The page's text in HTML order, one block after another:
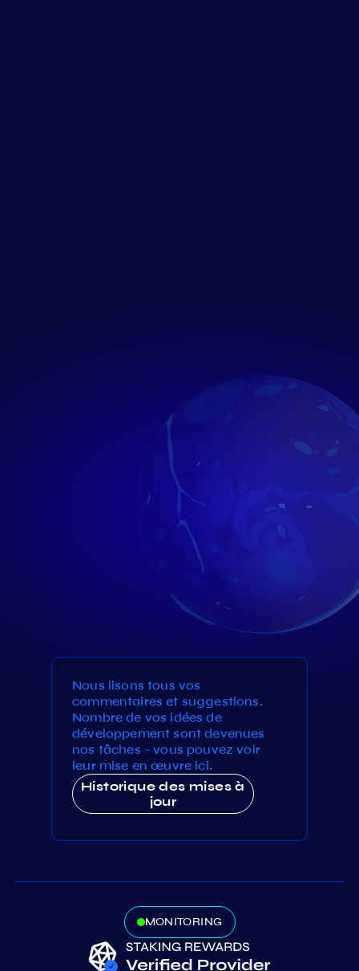
Nous lisons tous vos
commentaires et suggestions.
Nombre de vos idées de
développement sont devenues
nos tâches - vous pouvez voir
leur mise en œuvre ici.
Historique des mises à
jour
MONITORING